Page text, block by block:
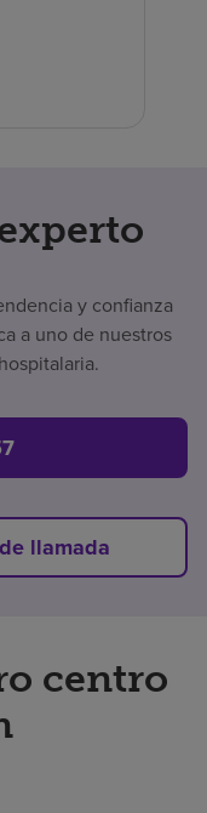
y confianza
a uno de nuestros
llamada
centro